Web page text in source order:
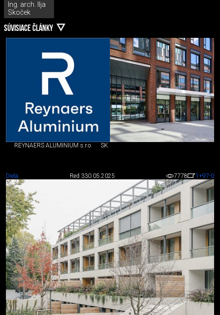
Ing. arch. Ilja
Skoček
SÚVISIACE ČLÁNKY
REYNAERS ALUMINIUM s.r.o. SK
Diela Red 330.05.2025 7778 1 +97-0